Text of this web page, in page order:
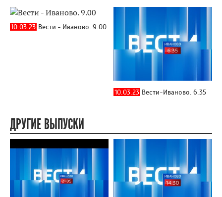
10.03.23 Вести - Иваново. 9.00
10.03.23 Вести-Иваново. 6.35
ДРУГИЕ ВЫПУСКИ